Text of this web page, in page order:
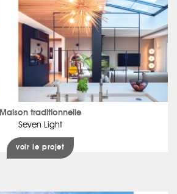
Maison traditionnelle
Seven Light
voir le projet